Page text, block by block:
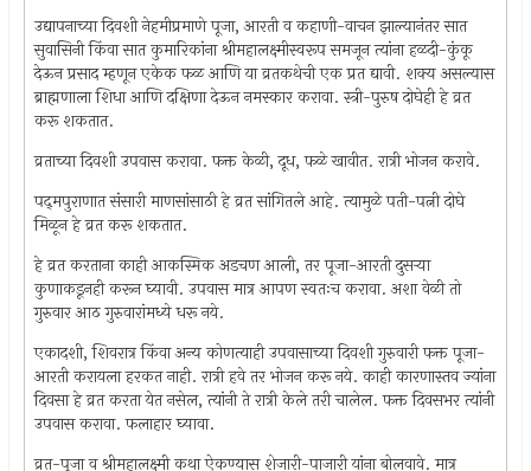
उद्यापनाच्या दिवशी नेहमीप्रमाणे पूजा, आरती व कहाणी-वाचन झाल्यानंतर सात
सुवासिनी किंवा सात कुमारिकांना श्रीमहालक्ष्मीस्वरूप समजून त्यांना हळदी-कुंकू
देऊन प्रसाद म्हणून एकेक फळ आणि या व्रतकथेची एक प्रत द्यावी. शक्य असल्यास
ब्राह्मणाला शिधा आणि दक्षिणा देऊन नमस्कार करावा. स्त्री-पुरुष दोघेही हे व्रत
करू शकतात.
व्रताच्या दिवशी उपवास करावा. फक्त केळी, दूध, फळे खावीत. रात्री भोजन करावे.
पद्‌मपुराणात संसारी माणसांसाठी हे व्रत सांगितले आहे. त्यामुळे पती-पत्नी दोघे
मिळून हे व्रत करू शकतात.
हे व्रत करताना काही आकस्मिक अडचण आली, तर पूजा-आरती दुसर्‍या
कुणाकडूनही करून घ्यावी. उपवास मात्र आपण स्वतःच करावा. अशा वेळी तो
गुरुवार आठ गुरुवारांमध्ये धरू नये.
एकादशी, शिवरात्र किंवा अन्य कोणत्याही उपवासाच्या दिवशी गुरुवारी फक्त पूजा-
आरती करायला हरकत नाही. रात्री हवे तर भोजन करू नये. काही कारणास्तव ज्यांना
दिवसा हे व्रत करता येत नसेल, त्यांनी ते रात्री केले तरी चालेल. फक्त दिवसभर त्यांनी
उपवास करावा. फलाहार घ्यावा.
व्रत-पूजा व श्रीमहालक्ष्मी कथा ऐकण्यास शेजारी-पाजारी यांना बोलवावे. मात्र